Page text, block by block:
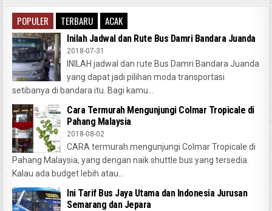
POPULER TERBARU ACAK
Inilah Jadwal dan Rute Bus Damri Bandara Juanda
2018-07-31
INILAH jadwal dan rute Bus Damri Bandara Juanda
yang dapat jadi pilihan moda transportasi
setibanya di bandara itu. Bagi kamu...
Cara Termurah Mengunjungi Colmar Tropicale di
Pahang Malaysia
2018-08-02
CARA termurah mengunjungi Colmar Tropicale di
Pahang Malaysia, yang dengan naik shuttle bus yang tersedia.
Kalau ada budget lebih atau...
Ini Tarif Bus Jaya Utama dan Indonesia Jurusan
Semarang dan Jepara